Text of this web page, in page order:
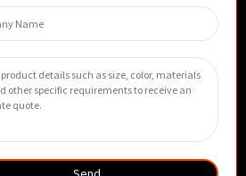
们将向您发送最新资讯计划。